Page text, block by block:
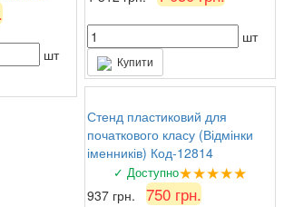
шт
шт
Купити
Стенд пластиковий для
початкового класу (Відмінки
іменників) Код-12814
✓ Доступно★★★★★
937 грн. 750 грн.